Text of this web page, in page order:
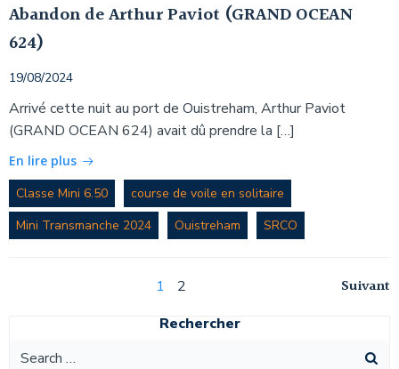
Abandon de Arthur Paviot (GRAND OCEAN
624)
19/08/2024
Arrivé cette nuit au port de Ouistreham, Arthur Paviot
(GRAND OCEAN 624) avait dû prendre la […]
En lire plus
Classe Mini 6.50
course de voile en solitaire
Mini Transmanche 2024
Ouistreham SRCO
navigation
Page
1 Page
2 Suivant
Rechercher
Search